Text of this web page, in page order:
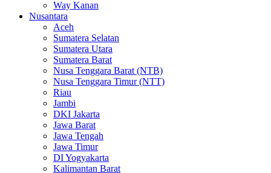
Way Kanan
Nusantara
Aceh
Sumatera Selatan
Sumatera Utara
Sumatera Barat
Nusa Tenggara Barat (NTB)
Nusa Tenggara Timur (NTT)
Riau
Jambi
DKI Jakarta
Jawa Barat
Jawa Tengah
Jawa Timur
DI Yogyakarta
Kalimantan Barat